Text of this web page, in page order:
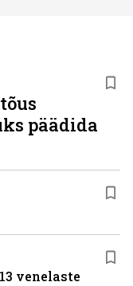
päädida
venelaste